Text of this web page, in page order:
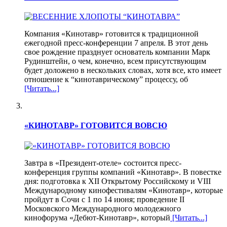
Компания «Кинотавр» готовится к традиционной
ежегодной пресс-конференции 7 апреля. В этот день
свое рождение празднует основатель компании Марк
Рудинштейн, о чем, конечно, всем присутствующим
будет доложено в нескольких словах, хотя все, кто имеет
отношение к “кинотаврическому” процессу, об
[Читать...]
«КИНОТАВР» ГОТОВИТСЯ ВОВСЮ
Завтра в «Президент-отеле» состоится пресс-
конференция группы компаний «Кинотавр». В повестке
дня: подготовка к XII Открытому Российскому и VIII
Международному кинофестивалям «Кинотавр», которые
пройдут в Сочи с 1 по 14 июня; проведение II
Московского Международного молодежного
кинофорума «Дебют-Кинотавр», который [Читать...]